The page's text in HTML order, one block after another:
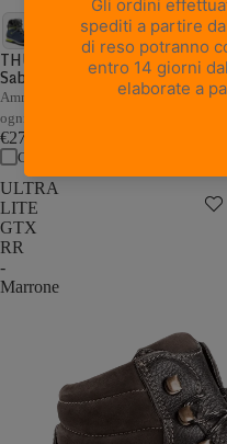
THUNDER GTX - Marrone /
Sabbia
Ammortizzazione e stabilità adattive a
ogni passo
€279,00
Confronta
ULTRA
LITE
GTX
RR
-
Marrone